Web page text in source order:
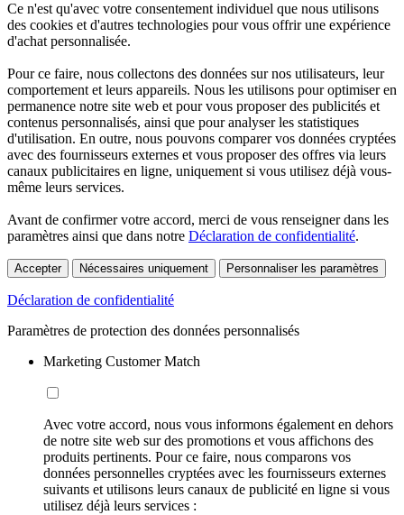
Ce n'est qu'avec votre consentement individuel que nous utilisons
des cookies et d'autres technologies pour vous offrir une expérience
d'achat personnalisée.
Pour ce faire, nous collectons des données sur nos utilisateurs, leur
comportement et leurs appareils. Nous les utilisons pour optimiser en
permanence notre site web et pour vous proposer des publicités et
contenus personnalisés, ainsi que pour analyser les statistiques
d'utilisation. En outre, nous pouvons comparer vos données cryptées
avec des fournisseurs externes et vous proposer des offres via leurs
canaux publicitaires en ligne, uniquement si vous utilisez déjà vous-
même leurs services.
Avant de confirmer votre accord, merci de vous renseigner dans les
paramètres ainsi que dans notre Déclaration de confidentialité.
Accepter Nécessaires uniquement Personnaliser les paramètres
Déclaration de confidentialité
Paramètres de protection des données personnalisés
Marketing Customer Match
Avec votre accord, nous vous informons également en dehors
de notre site web sur des promotions et vous affichons des
produits pertinents. Pour ce faire, nous comparons vos
données personnelles cryptées avec les fournisseurs externes
suivants et utilisons leurs canaux de publicité en ligne si vous
utilisez déjà leurs services :